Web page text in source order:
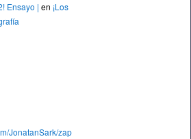
Ensayo | en ¡Los
JonatanSark/zap